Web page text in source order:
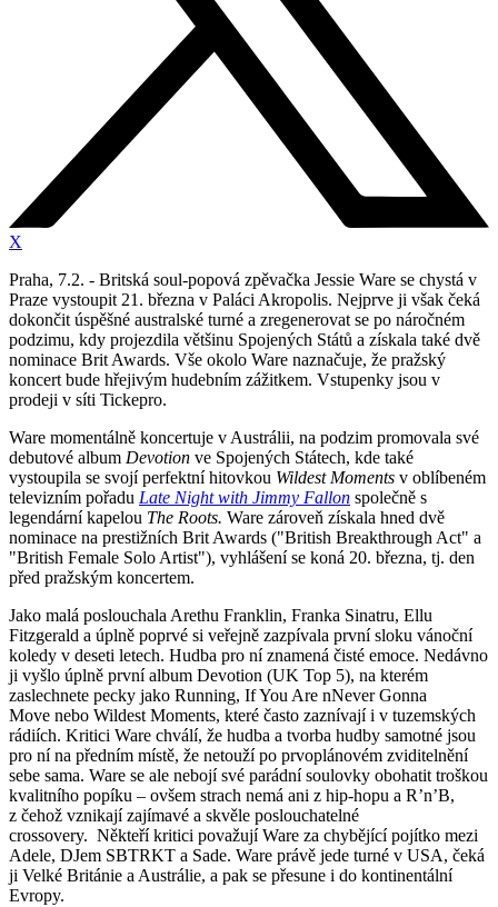
X
Praha, 7.2. - Britská soul-popová zpěvačka Jessie Ware se chystá v
Praze vystoupit 21. března v Paláci Akropolis. Nejprve ji však čeká
dokončit úspěšné australské turné a zregenerovat se po náročném
podzimu, kdy projezdila většinu Spojených Států a získala také dvě
nominace Brit Awards. Vše okolo Ware naznačuje, že pražský
koncert bude hřejivým hudebním zážitkem. Vstupenky jsou v
prodeji v síti Tickepro.
Ware momentálně koncertuje v Austrálii, na podzim promovala své
debutové album Devotion ve Spojených Státech, kde také
vystoupila se svojí perfektní hitovkou Wildest Moments v oblíbeném
televizním pořadu Late Night with Jimmy Fallon společně s
legendární kapelou The Roots. Ware zároveň získala hned dvě
nominace na prestižních Brit Awards ("British Breakthrough Act" a
"British Female Solo Artist"), vyhlášení se koná 20. března, tj. den
před pražským koncertem.
Jako malá poslouchala Arethu Franklin, Franka Sinatru, Ellu
Fitzgerald a úplně poprvé si veřejně zazpívala první sloku vánoční
koledy v deseti letech. Hudba pro ní znamená čisté emoce. Nedávno
ji vyšlo úplně první album Devotion (UK Top 5), na kterém
zaslechnete pecky jako Running, If You Are nNever Gonna
Move nebo Wildest Moments, které často zaznívají i v tuzemských
rádiích. Kritici Ware chválí, že hudba a tvorba hudby samotné jsou
pro ní na předním místě, že netouží po prvoplánovém zviditelnění
sebe sama. Ware se ale nebojí své parádní soulovky obohatit troškou
kvalitního popíku – ovšem strach nemá ani z hip-hopu a R’n’B,
z čehož vznikají zajímavé a skvěle poslouchatelné
crossovery. Někteří kritici považují Ware za chybějící pojítko mezi
Adele, DJem SBTRKT a Sade. Ware právě jede turné v USA, čeká
ji Velké Británie a Austrálie, a pak se přesune i do kontinentální
Evropy.